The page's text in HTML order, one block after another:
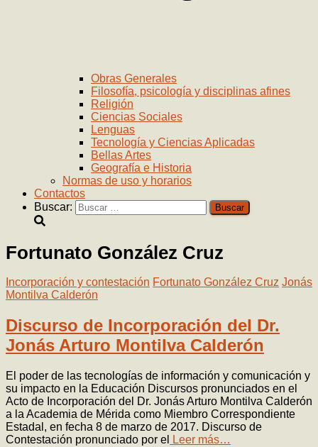
Obras Generales
Filosofía, psicología y disciplinas afines
Religión
Ciencias Sociales
Lenguas
Tecnología y Ciencias Aplicadas
Bellas Artes
Geografía e Historia
Normas de uso y horarios
Contactos
Buscar:
Fortunato González Cruz
Incorporación y contestación Fortunato González Cruz Jonás
Montilva Calderón
Discurso de Incorporación del Dr.
Jonás Arturo Montilva Calderón
El poder de las tecnologías de información y comunicación y
su impacto en la Educación Discursos pronunciados en el
Acto de Incorporación del Dr. Jonás Arturo Montilva Calderón
a la Academia de Mérida como Miembro Correspondiente
Estadal, en fecha 8 de marzo de 2017. Discurso de
Contestación pronunciado por el
Leer más…